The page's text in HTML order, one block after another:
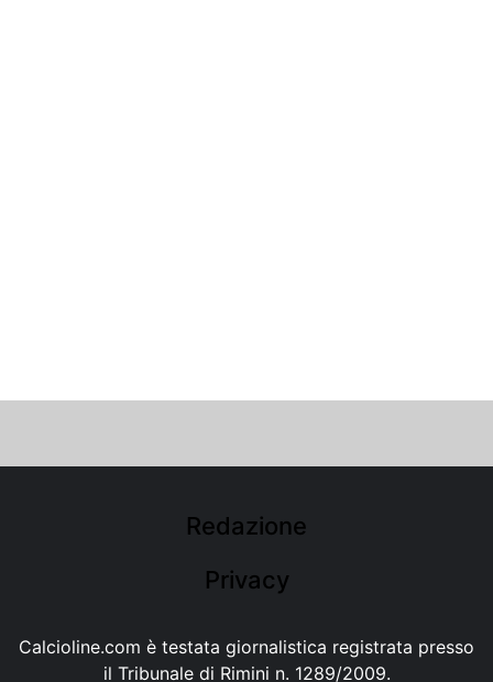
Redazione
Privacy
Calcioline.com è testata giornalistica registrata presso
il Tribunale di Rimini n. 1289/2009.